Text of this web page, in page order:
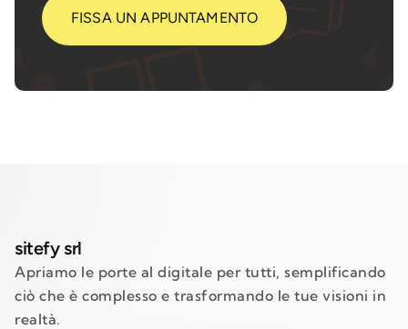
FISSA UN APPUNTAMENTO
sitefy srl
Apriamo le porte al digitale per tutti, semplificando
ciò che è complesso e trasformando le tue visioni in
realtà.